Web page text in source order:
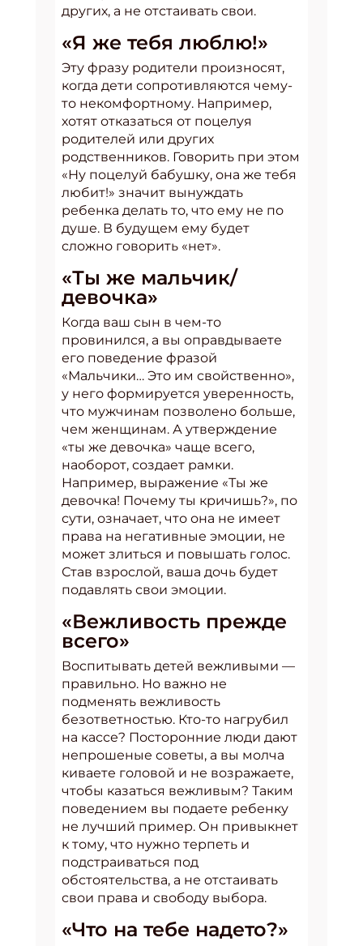
других, а не отстаивать свои.
«Я же тебя люблю!»
Эту фразу родители произносят,
когда дети сопротивляются чему-
то некомфортному. Например,
хотят отказаться от поцелуя
родителей или других
родственников. Говорить при этом
«Ну поцелуй бабушку, она же тебя
любит!» значит вынуждать
ребенка делать то, что ему не по
душе. В будущем ему будет
сложно говорить «нет».
«Ты же мальчик/
девочка»
Когда ваш сын в чем-то
провинился, а вы оправдываете
его поведение фразой
«Мальчики… Это им свойственно»,
у него формируется уверенность,
что мужчинам позволено больше,
чем женщинам. А утверждение
«ты же девочка» чаще всего,
наоборот, создает рамки.
Например, выражение «Ты же
девочка! Почему ты кричишь?», по
сути, означает, что она не имеет
права на негативные эмоции, не
может злиться и повышать голос.
Став взрослой, ваша дочь будет
подавлять свои эмоции.
«Вежливость прежде
всего»
Воспитывать детей вежливыми —
правильно. Но важно не
подменять вежливость
безответностью. Кто-то нагрубил
на кассе? Посторонние люди дают
непрошеные советы, а вы молча
киваете головой и не возражаете,
чтобы казаться вежливым? Таким
поведением вы подаете ребенку
не лучший пример. Он привыкнет
к тому, что нужно терпеть и
подстраиваться под
обстоятельства, а не отстаивать
свои права и свободу выбора.
«Что на тебе надето?»